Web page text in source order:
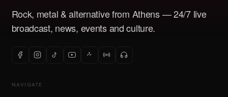
Rock, metal & alternative from Athens — 24/7 live
broadcast, news, events and culture.
NAVIGATE